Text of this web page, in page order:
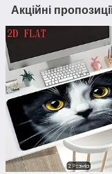
Акційні